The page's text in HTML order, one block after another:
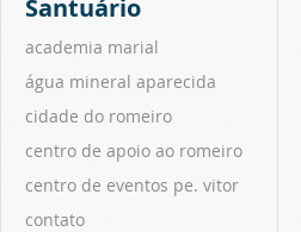
Santuário
academia marial
água mineral aparecida
cidade do romeiro
centro de apoio ao romeiro
centro de eventos pe. vitor
contato